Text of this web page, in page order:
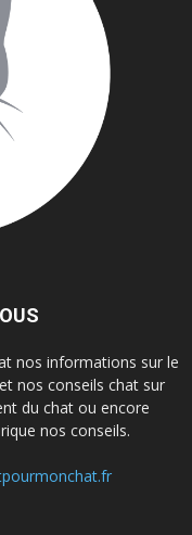
nos informations sur le
nos conseils chat sur
du chat ou encore
nos conseils.